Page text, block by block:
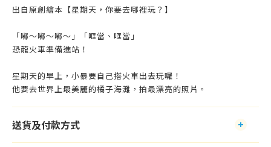
出自原創繪本【星期天，你要去哪裡玩？】
「嘟～嘟～嘟～」「哐當、哐當」
恐龍火車準備進站！
星期天的早上，小暴要自己搭火車出去玩囉！
他要去世界上最美麗的橘子海灘，拍最漂亮的照片。
送貨及付款方式